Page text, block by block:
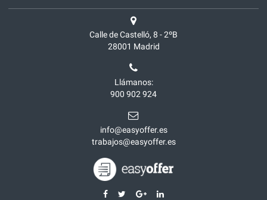
Calle de Castelló, 8 - 2ºB
28001 Madrid
Llámanos:
900 902 924
info@easyoffer.es
trabajos@easyoffer.es